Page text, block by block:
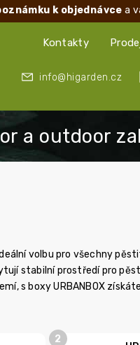
k objednávce a
info@higarden.cz
Kontakty
volbu pro všechny
stabilní prostředí pro
s boxy URBANBOX